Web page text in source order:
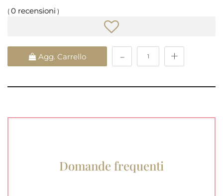
( 0 recensioni )
Agg. Carrello
Domande frequenti